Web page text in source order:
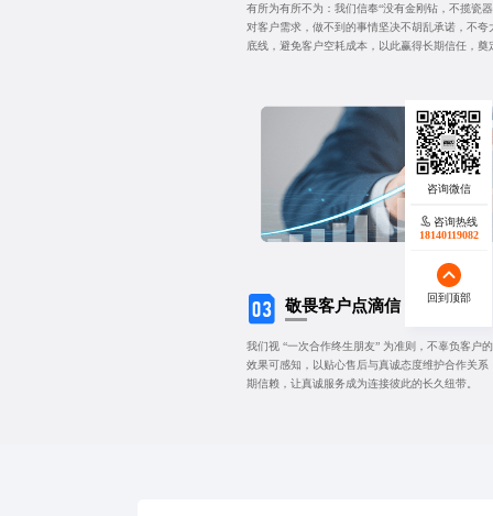
有所为有所不为：我们信奉“没有金刚钻，不揽瓷
对客户需求，做不到的事情坚决不胡乱承诺，不
底线，避免客户空耗成本，以此赢得长期信任，奠
敬畏客户点滴信
我们视 “一次合作终生朋友” 为准则，不辜负客户
效果可感知，以贴心售后与真诚态度维护合作关
期信赖，让真诚服务成为连接彼此的长久纽带。
咨询热线
18140119082
回到顶部